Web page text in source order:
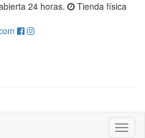
24 horas.
Tienda física